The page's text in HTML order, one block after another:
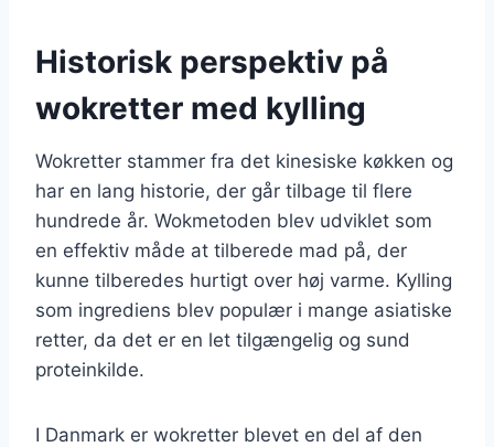
Historisk perspektiv på
wokretter med kylling
Wokretter stammer fra det kinesiske køkken og
har en lang historie, der går tilbage til flere
hundrede år. Wokmetoden blev udviklet som
en effektiv måde at tilberede mad på, der
kunne tilberedes hurtigt over høj varme. Kylling
som ingrediens blev populær i mange asiatiske
retter, da det er en let tilgængelig og sund
proteinkilde.
I Danmark er wokretter blevet en del af den